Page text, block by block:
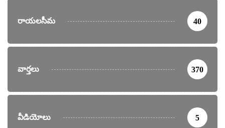
రాయలసీమ 40
వార్తలు 370
వీడియోలు 5